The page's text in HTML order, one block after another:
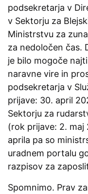
podsekretarja v
v Sektorju za
Ministrstvu za
za nedoločen čas.
je bilo mogoče
naravne vire in
podsekretarja v
prijave: 30. april
Sektorju za
(rok prijave: 2. maj
aprila pa so
uradnem portalu
razpisov za
Spomnimo. Prav